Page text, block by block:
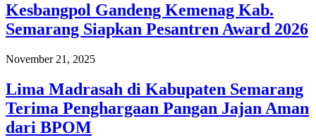
Kesbangpol Gandeng Kemenag Kab.
Semarang Siapkan Pesantren Award 2026
November 21, 2025
Lima Madrasah di Kabupaten Semarang
Terima Penghargaan Pangan Jajan Aman
dari BPOM